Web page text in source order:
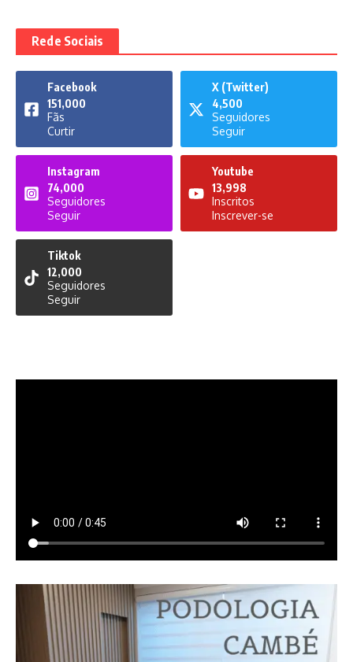
Rede Sociais
Facebook
151,000
Fãs
Curtir
X (Twitter)
4,500
Seguidores
Seguir
Instagram
74,000
Seguidores
Seguir
Youtube
13,998
Inscritos
Inscrever-se
Tiktok
12,000
Seguidores
Seguir